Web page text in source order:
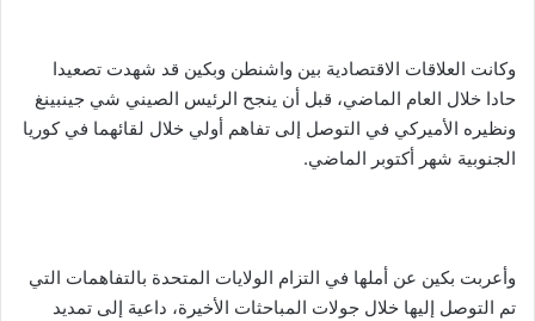
وكانت العلاقات الاقتصادية بين واشنطن وبكين قد شهدت تصعيدا
حادا خلال العام الماضي، قبل أن ينجح الرئيس الصيني شي جينبينغ
ونظيره الأميركي في التوصل إلى تفاهم أولي خلال لقائهما في كوريا
الجنوبية شهر أكتوبر الماضي.
وأعربت بكين عن أملها في التزام الولايات المتحدة بالتفاهمات التي
تم التوصل إليها خلال جولات المباحثات الأخيرة، داعية إلى تمديد